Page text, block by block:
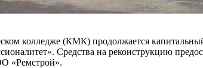
колледже (КМК) продолжается
Средства на реконструкцию
«Ремстрой».